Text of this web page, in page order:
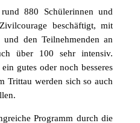
880 Schülerinnen und
beschäftigt, mit
den Teilnehmenden an
über 100 sehr intensiv.
gutes oder noch besseres
Trittau werden sich so auch
Programm durch die